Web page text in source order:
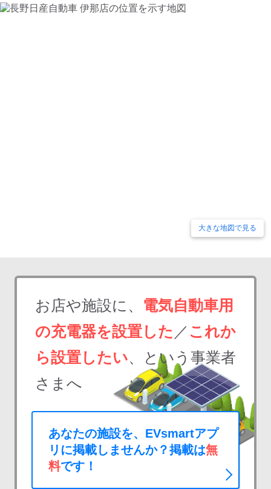
大きな地図で見る
お店や施設に、 電気自動車用
の充電器を設置した ／ これか
ら設置したい、という事業者
さまへ
あなたの施設を、EVsmartアプ
リに掲載しませんか？掲載は無
料です！